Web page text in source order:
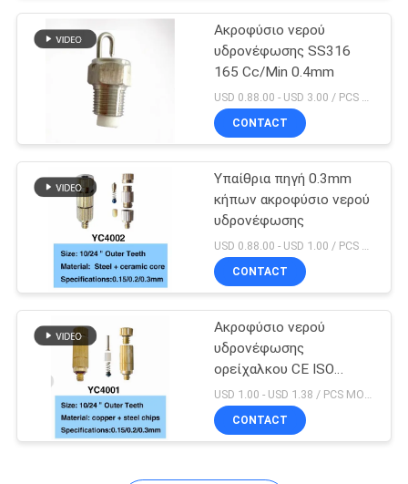
Εμπορικά φίλτρα
άμμου πισινών
Φω'τα των
αδιάβροχων
υποβρύχιων
οδηγήσεων
Εμπορικά
Ακροφύσιο νερού
υδρονέφωσης SS316
165 Cc/Min 0.4mm
USD 0.88.00 - USD 3.00 / PCS MOQ:PC 1
CONTACT
Υπαίθρια πηγή 0.3mm
κήπων ακροφύσιο νερού
υδρονέφωσης
CONTACT
Ακροφύσιο νερού
υδρονέφωσης
ορείχαλκου CE ISO
80Cc/Min 0.2mm
CONTACT